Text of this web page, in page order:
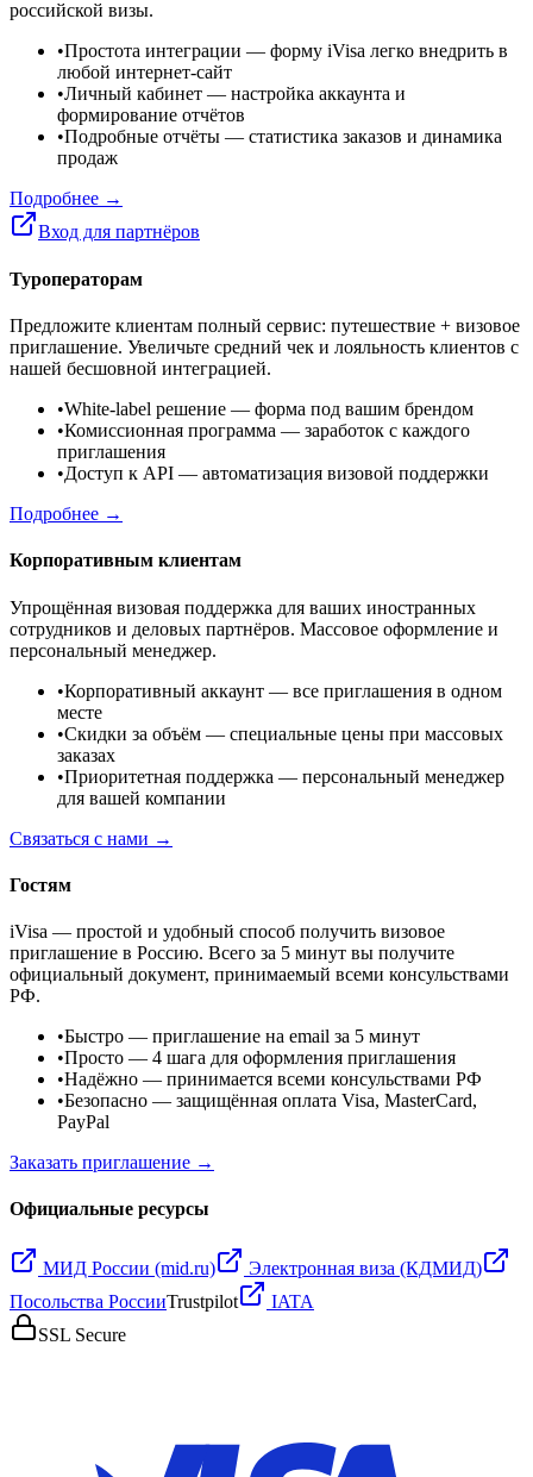
российской визы.
•Простота интеграции — форму iVisa легко внедрить в
любой интернет-сайт
•Личный кабинет — настройка аккаунта и
формирование отчётов
•Подробные отчёты — статистика заказов и динамика
продаж
Подробнее →
Вход для партнёров
Туроператорам
Предложите клиентам полный сервис: путешествие + визовое
приглашение. Увеличьте средний чек и лояльность клиентов с
нашей бесшовной интеграцией.
•White-label решение — форма под вашим брендом
•Комиссионная программа — заработок с каждого
приглашения
•Доступ к API — автоматизация визовой поддержки
Подробнее →
Корпоративным клиентам
Упрощённая визовая поддержка для ваших иностранных
сотрудников и деловых партнёров. Массовое оформление и
персональный менеджер.
•Корпоративный аккаунт — все приглашения в одном
месте
•Скидки за объём — специальные цены при массовых
заказах
•Приоритетная поддержка — персональный менеджер
для вашей компании
Связаться с нами →
Гостям
iVisa — простой и удобный способ получить визовое
приглашение в Россию. Всего за 5 минут вы получите
официальный документ, принимаемый всеми консульствами
РФ.
•Быстро — приглашение на email за 5 минут
•Просто — 4 шага для оформления приглашения
•Надёжно — принимается всеми консульствами РФ
•Безопасно — защищённая оплата Visa, MasterCard,
PayPal
Заказать приглашение →
Официальные ресурсы
МИД России (mid.ru)
Электронная виза (КДМИД)
Посольства РоссииTrustpilot
IATA
SSL Secure